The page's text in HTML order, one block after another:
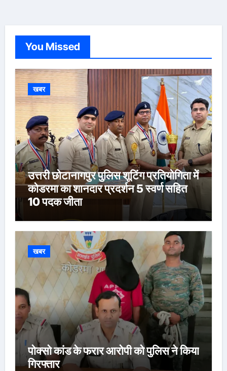
You Missed
खबर
उत्तरी छोटानागपुर पुलिस शूटिंग प्रतियोगिता में
कोडरमा का शानदार प्रदर्शन 5 स्वर्ण सहित
10 पदक जीता
खबर
पोक्सो कांड के फरार आरोपी को पुलिस ने किया
गिरफ्तार